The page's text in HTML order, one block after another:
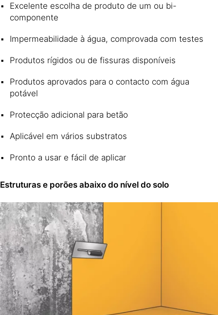
Excelente escolha de produto de um ou bi-
componente
Impermeabilidade à água, comprovada com testes
Produtos rígidos ou de fissuras disponíveis
Produtos aprovados para o contacto com água
potável
Protecção adicional para betão
Aplicável em vários substratos
Pronto a usar e fácil de aplicar
Estruturas e porões abaixo do nível do solo